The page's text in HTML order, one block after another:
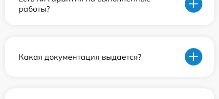
работы?
Какая документация выдается?